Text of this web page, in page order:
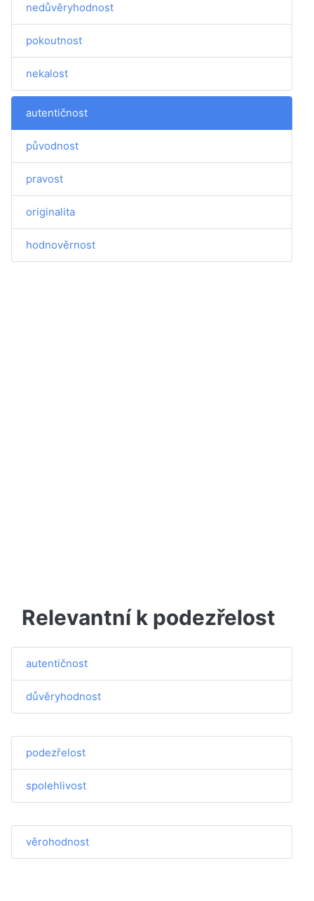
nedůvěryhodnost
pokoutnost
nekalost
autentičnost
původnost
pravost
originalita
hodnověrnost
Relevantní k podezřelost
autentičnost
důvěryhodnost
podezřelost
spolehlivost
věrohodnost